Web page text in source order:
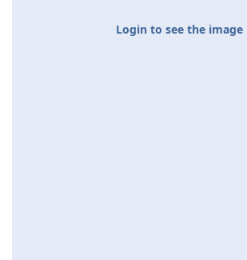
Login to see the image